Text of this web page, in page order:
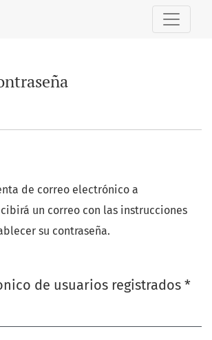
de correo electrónico a
un correo con las instrucciones
su contraseña.
de usuarios registrados *